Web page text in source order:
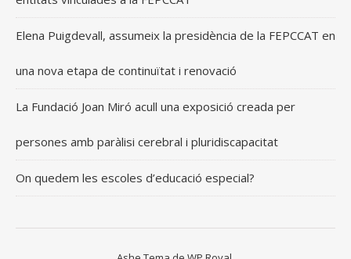
Elena Puigdevall, assumeix la presidència de la FEPCCAT en
una nova etapa de continuïtat i renovació
La Fundació Joan Miró acull una exposició creada per
persones amb paràlisi cerebral i pluridiscapacitat
On quedem les escoles d’educació especial?